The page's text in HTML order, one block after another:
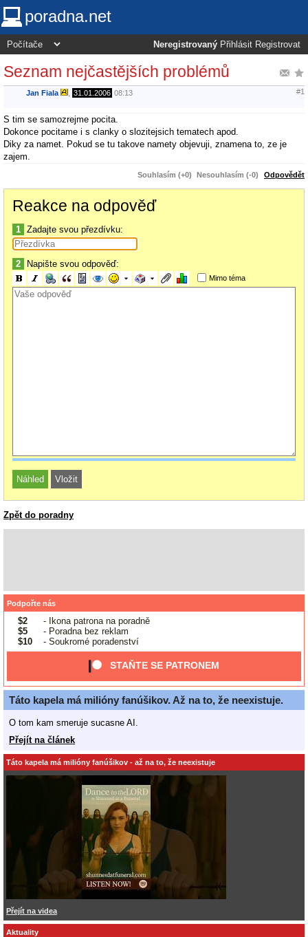
poradna.net
Neregistrovaný Přihlásit Registrovat
Seznam nejčastějších problémů
Jan Fiala 31.01.2006 08:13 #1
S tim se samozrejme pocita.
Dokonce pocitame i s clanky o slozitejsich tematech apod.
Diky za namet. Pokud se tu takove namety objevuji, znamena to, ze je
zajem.
Souhlasím (+0) Nesouhlasím (-0) Odpovědět
Reakce na odpověď
1 Zadajte svou přezdívku:
2 Napište svou odpověď:
Mimo téma
Zpět do poradny
Podpořte nás
$2
- Ikona patrona na poradně
$5
- Poradna bez reklam
$10
- Soukromé poradenství
STAŇTE SE PATRONEM
Táto kapela má milióny fanúšikov. Až na to, že neexistuje.
O tom kam smeruje sucasne AI.
Přejít na článek
Táto kapela má milióny fanúšikov - až na to, že neexistuje
Přejít na videa
Aktuality